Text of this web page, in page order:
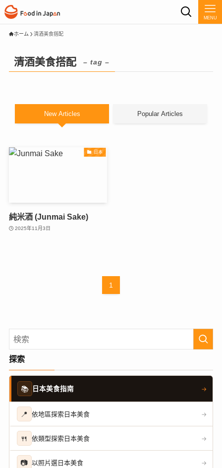
MENU
ホーム 清酒美食搭配
清酒美食搭配 – tag –
New Articles Popular Articles
日本
純米酒 (Junmai Sake)
2025年11月3日
1
探索
📚 日本美食指南 →
📍 依地區探索日本美食 →
🍴 依類型探索日本美食 →
📷 以照片選日本美食 →